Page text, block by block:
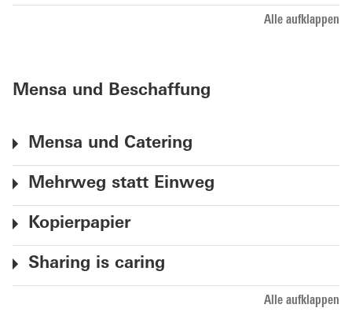
Alle aufklappen
Mensa und Beschaffung
Mensa und Catering
Mehrweg statt Einweg
Kopierpapier
Sharing is caring
Alle aufklappen